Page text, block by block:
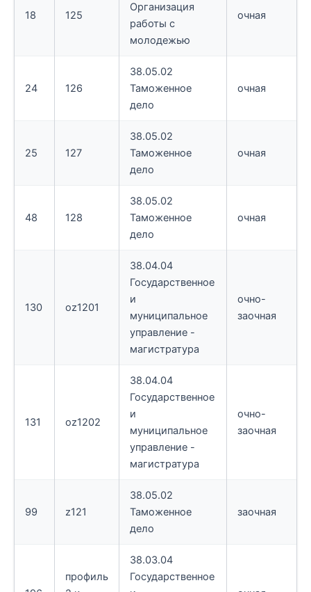
18 125
Организация
работы с
молодежью
очная
24 126
38.05.02
Таможенное
дело
очная
25 127
38.05.02
Таможенное
дело
очная
48 128
38.05.02
Таможенное
дело
очная
130 oz1201
38.04.04
Государственное
и
муниципальное
управление -
магистратура
очно-
заочная
131 oz1202
38.04.04
Государственное
и
муниципальное
управление -
магистратура
очно-
заочная
99 z121
38.05.02
Таможенное
дело
заочная
профиль
38.03.04
Государственное